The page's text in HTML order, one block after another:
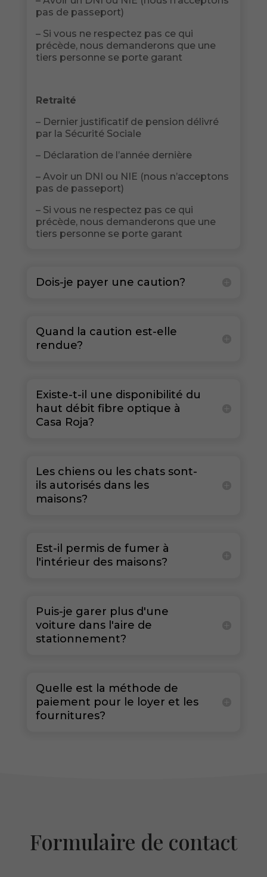
pas de passeport)
– Si vous ne respectez pas ce qui
précède, nous demanderons que une
tiers personne se porte garant
Retraité
– Dernier justificatif de pension délivré
par la Sécurité Sociale
– Déclaration de l’année dernière
– Avoir un DNI ou NIE (nous n’acceptons
pas de passeport)
– Si vous ne respectez pas ce qui
précède, nous demanderons que une
tiers personne se porte garant
Dois-je payer une caution?
Quand la caution est-elle
rendue?
Existe-t-il une disponibilité du
haut débit fibre optique à
Casa Roja?
Les chiens ou les chats sont-
ils autorisés dans les
maisons?
Est-il permis de fumer à
l'intérieur des maisons?
Puis-je garer plus d'une
voiture dans l'aire de
stationnement?
Quelle est la méthode de
paiement pour le loyer et les
fournitures?
Formulaire de contact
Nécessaire
sont
Statistiques
Afin que
nous